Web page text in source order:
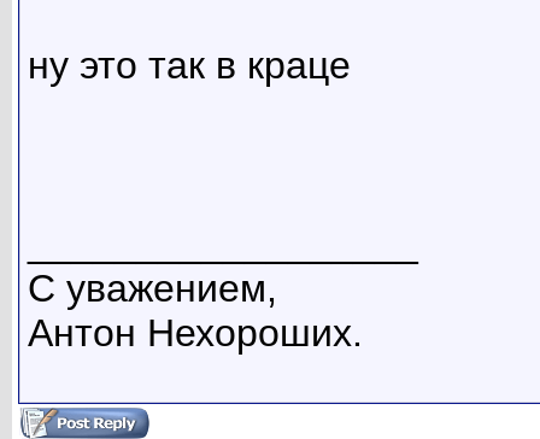
ну это так в краце
С уважением,
Антон Нехороших.